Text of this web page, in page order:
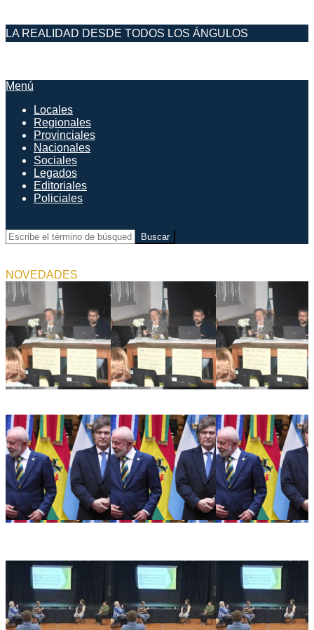
Saltar
al
LA REALIDAD DESDE TODOS LOS ÁNGULOS
Menú
navegación
principal
Menú
Locales
Regionales
Provinciales
Nacionales
Sociales
Legados
Editoriales
Policiales
Buscar
NOVEDADES